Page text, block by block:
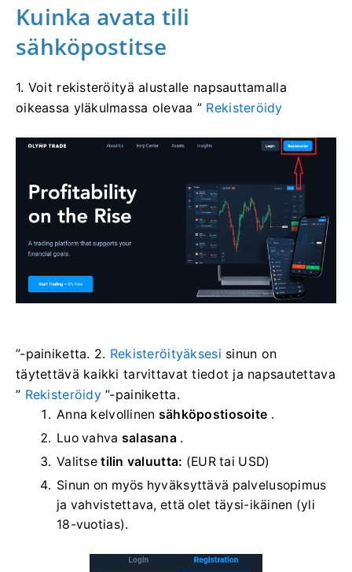
Kuinka avata tili
sähköpostitse
1. Voit rekisteröityä alustalle napsauttamalla
oikeassa yläkulmassa olevaa ” Rekisteröidy
”-painiketta. 2. Rekisteröityäksesi sinun on
täytettävä kaikki tarvittavat tiedot ja napsautettava
” Rekisteröidy”-painiketta.
Anna kelvollinen sähköpostiosoite .
Luo vahva salasana .
Valitsetilin valuutta: (EUR tai USD)
Sinun on myös hyväksyttävä palvelusopimus
ja vahvistettava, että olet täysi-ikäinen (yli
18-vuotias).